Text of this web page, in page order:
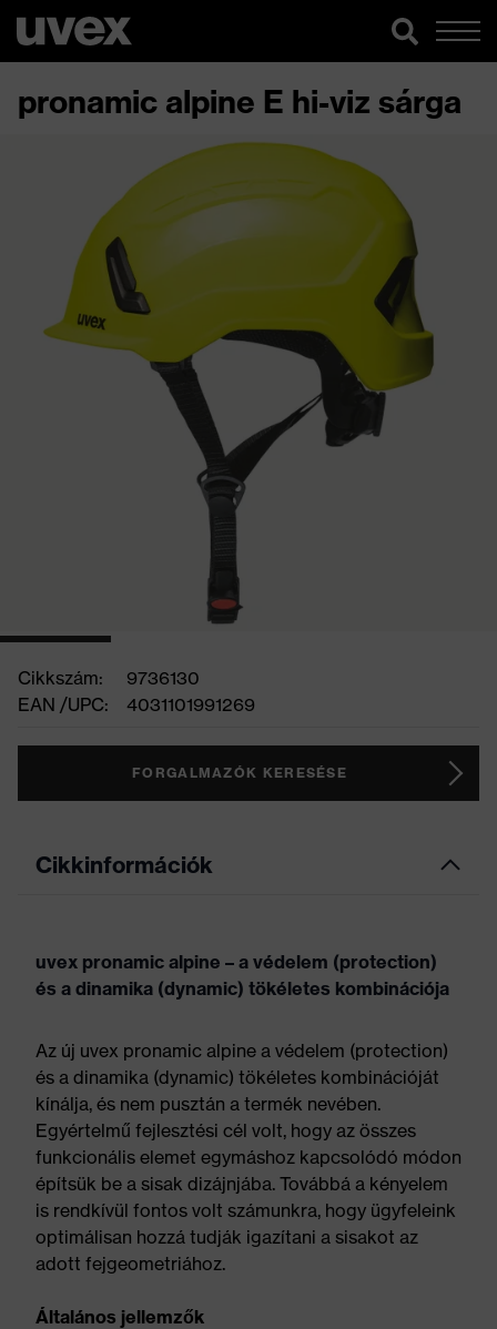
pronamic alpine E hi-viz sárga
Cikkszám:
9736130
EAN /UPC:
4031101991269
FORGALMAZÓK KERESÉSE
Cikkinformációk
uvex pronamic alpine – a védelem (protection)
és a dinamika (dynamic) tökéletes kombinációja
Az új uvex pronamic alpine a védelem (protection)
és a dinamika (dynamic) tökéletes kombinációját
kínálja, és nem pusztán a termék nevében.
Egyértelmű fejlesztési cél volt, hogy az összes
funkcionális elemet egymáshoz kapcsolódó módon
építsük be a sisak dizájnjába. Továbbá a kényelem
is rendkívül fontos volt számunkra, hogy ügyfeleink
optimálisan hozzá tudják igazítani a sisakot az
adott fejgeometriához.
Általános jellemzők